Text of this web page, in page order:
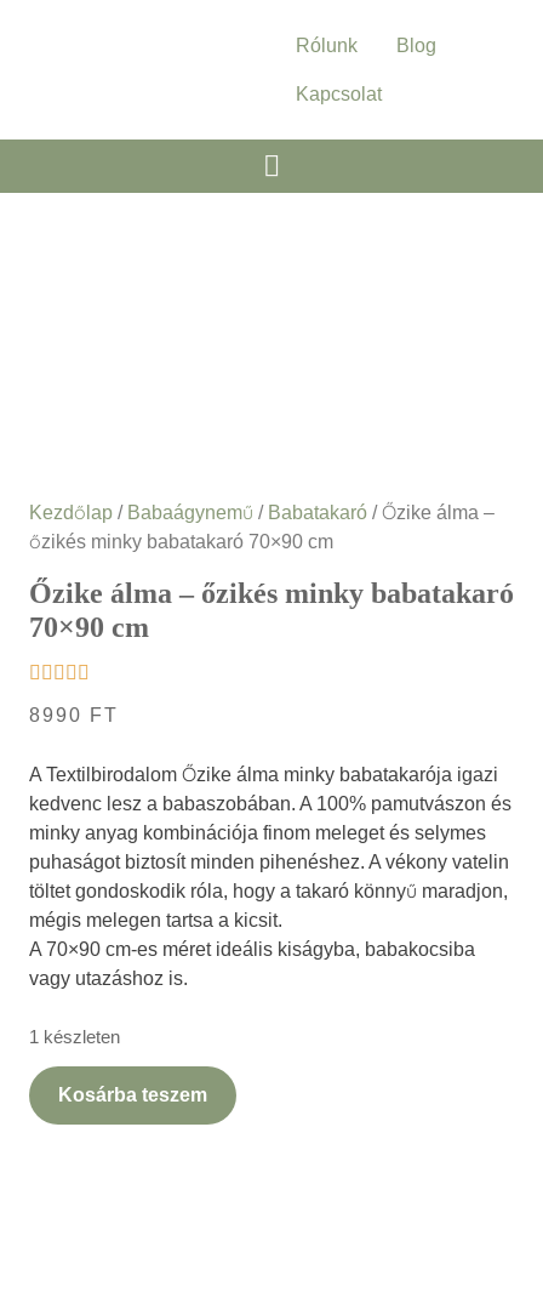
Rólunk Blog
Kapcsolat
Kezdőlap / Babaágynemű / Babatakaró / Őzike álma –
őzikés minky babatakaró 70×90 cm
Őzike álma – őzikés minky babatakaró
70×90 cm
8990 FT
A Textilbirodalom Őzike álma minky babatakarója igazi
kedvenc lesz a babaszobában. A 100% pamutvászon és
minky anyag kombinációja finom meleget és selymes
puhaságot biztosít minden pihenéshez. A vékony vatelin
töltet gondoskodik róla, hogy a takaró könnyű maradjon,
mégis melegen tartsa a kicsit.
A 70×90 cm-es méret ideális kiságyba, babakocsiba
vagy utazáshoz is.
1 készleten
Kosárba teszem